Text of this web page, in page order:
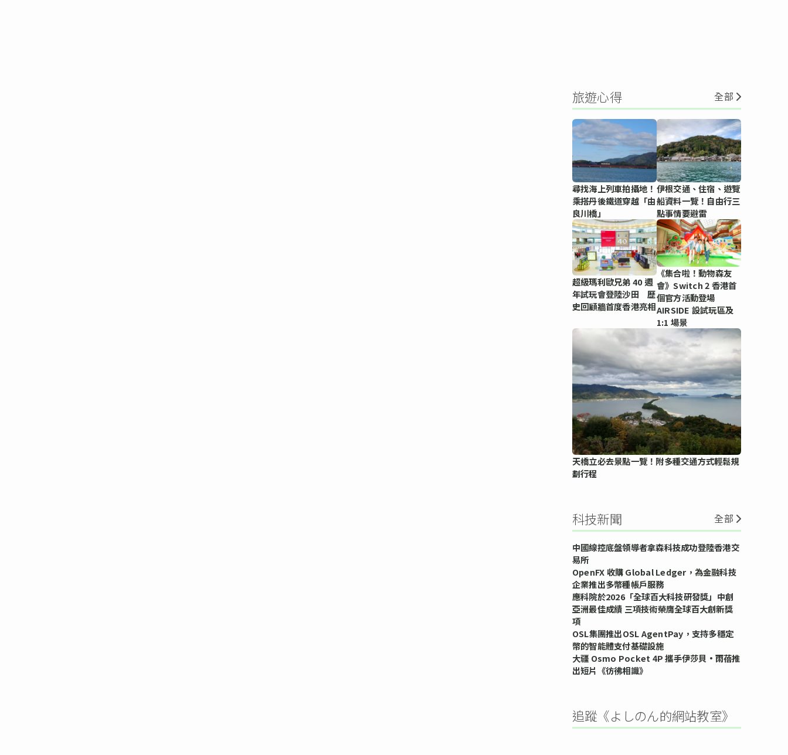
旅遊心得 全部
尋找海上列車拍攝地！
乘搭丹後鐵道穿越「由
良川橋」
伊根交通、住宿、遊覽
船資料一覽！自由行三
點事情要避雷
超級瑪利歐兄弟 40 週
年試玩會登陸沙田 歷
史回顧牆首度香港亮相
《集合啦！動物森友
會》Switch 2 香港首
個官方活動登場
AIRSIDE 設試玩區及
1:1 場景
天橋立必去景點一覽！附多種交通方式輕鬆規
劃行程
科技新聞 全部
中國線控底盤領導者拿森科技成功登陸香港交
易所
OpenFX 收購 Global Ledger，為金融科技
企業推出多幣種帳戶服務
應科院於2026「全球百大科技研發獎」中創
亞洲最佳成績 三項技術榮膺全球百大創新獎
項
OSL集團推出OSL AgentPay，支持多穩定
幣的智能體支付基礎設施
大疆 Osmo Pocket 4P 攜手伊莎貝•雨蓓推
出短片《彷彿相識》
追蹤《よしのん的網站教室》